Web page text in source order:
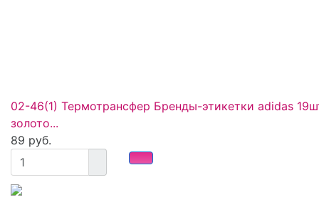
02-46(1) Термотрансфер Бренды-этикетки adidas
золото...
89 руб.